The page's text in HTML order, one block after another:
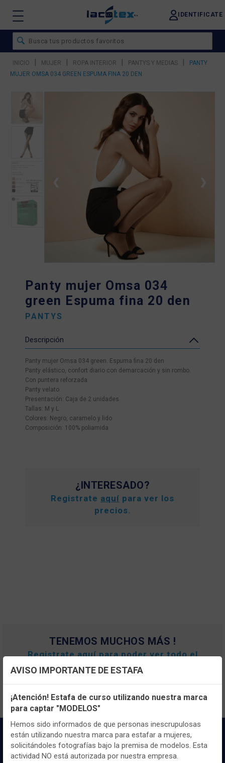
IDENTIFICATE
INICIO | MUJER | ROPA INTERIOR | PANTYS Y MEDIAS |
PANTY
MUJER OMSA 034 GREEN ESPUMA FINA 20 DEN
❯
Panty mujer Omsa 034
green Espuma fina 20 den
PANTYS
Descripción
Panty mujer Omsa 034 green. Espuma fina 20 den
Panty elástico, confort diario con demarcación y sin rombo.
Con puntera reforzada
Panty velato
Presentación: Caja de 2 unidades
Tallas: M y L
Colores: Negro, caramelo y lido
Composición: 100% poliamida
¿INTERESADO?
Registrate aquí para ver los
precios.
TENEMOS MUCHOS MÁS !
Registrateaquípara poder ver todo el
contenido y los precios.
Configuración de cookies
Utilizamos cookies propias y de terceros, de sesión o
persistentes, para hacer funcionar de manera segura nuestra
página web y personalizar su contenido.
Igualmente, utilizamos cookies para medir y obtener datos de
la navegación que realizas y para ajustar el contenido a tus
AVISO IMPORTANTE DE ESTAFA
¡Atención! Estafa de curso utilizando nuestra marca
para captar "MODELOS"
Hemos sido informados de que personas inescrupulosas
están utilizando nuestra marca para estafar a mujeres,
solicitándoles fotografías bajo la premisa de modelos. Esta
actividad NO está autorizada por nuestra empresa.